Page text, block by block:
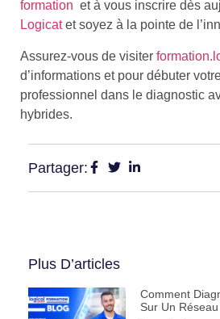
formation et à vous inscrire dès
Logicatet soyez à la pointe de
Assurez-vous de visiter
d’informations et pour débuter
professionnel dans le diagnostic
hybrides.
Partager:
Plus D’articles
Comment
Sur Un